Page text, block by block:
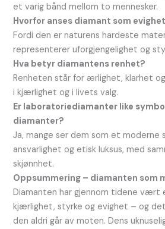
et varig bånd mellom to mennesker.
Hvorfor anses diamant som
Fordi den er naturens hardeste
representerer uforgjengelighet og
Hva betyr diamantens renhet?
Renheten står for ærlighet, klarhet
i kjærlighet og i livets valg.
Er laboratoriediamanter like
diamanter?
Ja, mange ser dem som et moderne
ansvarlighet og etisk luksus, med
skjønnhet.
Oppsummering – diamanten som
Diamanten har gjennom tidene vært
kjærlighet, styrke og evighet – og
den aldri går av moten. Dens